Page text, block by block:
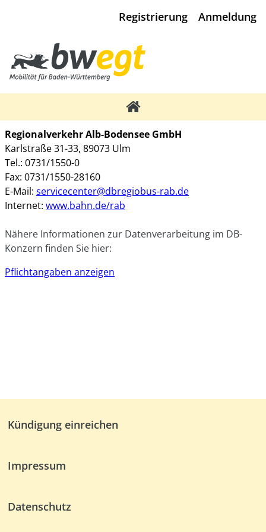
Registrierung Anmeldung
Regionalverkehr Alb-Bodensee GmbH
Karlstraße 31-33, 89073 Ulm
Tel.: 0731/1550-0
Fax: 0731/1550-28160
E-Mail: servicecenter@dbregiobus-rab.de
Internet: www.bahn.de/rab
Nähere Informationen zur Datenverarbeitung im DB-
Konzern finden Sie hier:
Pflichtangaben anzeigen
Kündigung einreichen
Impressum
Datenschutz